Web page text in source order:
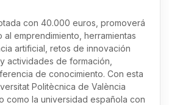
con 40.000 euros, promoverá
emprendimiento, herramientas
artificial, retos de innovación
actividades de formación,
de conocimiento. Con esta
Politècnica de València
como la universidad española con